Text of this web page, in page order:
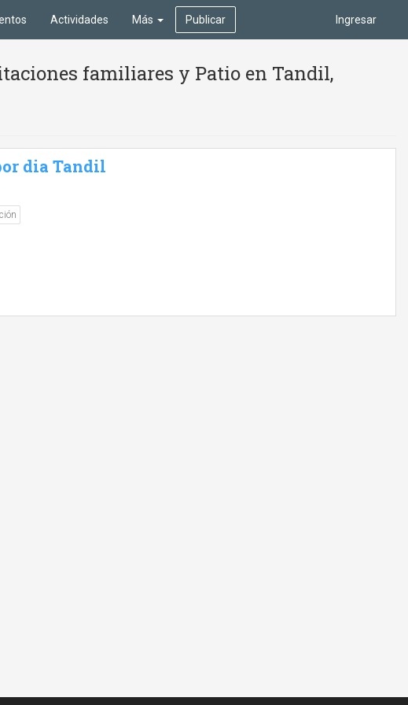
Ingresar
Actividades Más Publicar
familiares y Patio en Tandil,
dia Tandil